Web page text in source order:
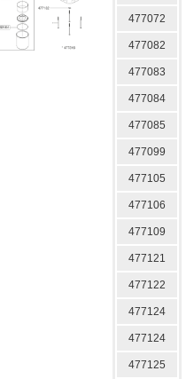
477072
477082
477083
477084
477085
477099
477105
477106
477109
477121
477122
477124
477124
477125